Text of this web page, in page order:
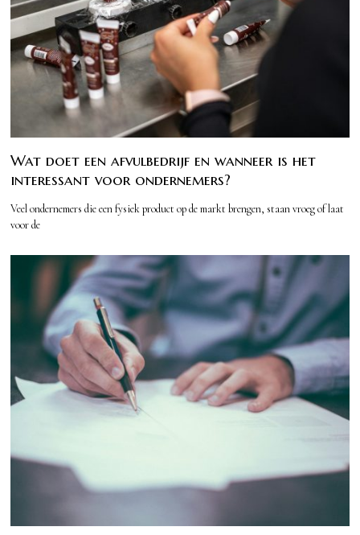
Wat doet een afvulbedrijf en wanneer is het
interessant voor ondernemers?
Veel ondernemers die een fysiek product op de markt brengen, staan vroeg of laat
voor de